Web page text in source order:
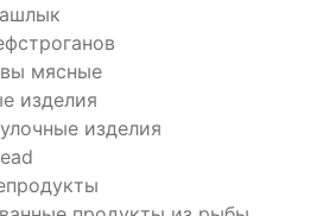
мясные
изделия
изделия